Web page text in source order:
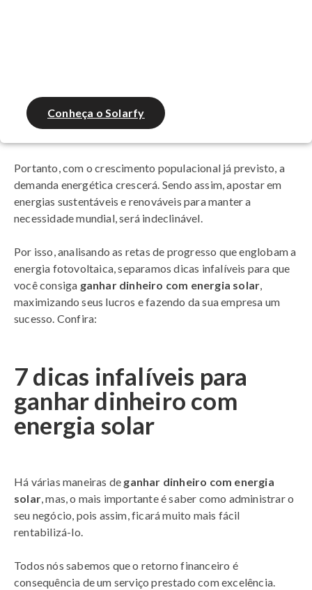
Conheça o Solarfy
Portanto, com o crescimento populacional já previsto, a
demanda energética crescerá. Sendo assim, apostar em
energias sustentáveis e renováveis para manter a
necessidade mundial, será indeclinável.
Por isso, analisando as retas de progresso que englobam a
energia fotovoltaica, separamos dicas infalíveis para que
você consiga ganhar dinheiro com energia solar,
maximizando seus lucros e fazendo da sua empresa um
sucesso. Confira:
7 dicas infalíveis para
ganhar dinheiro com
energia solar
Há várias maneiras de ganhar dinheiro com energia
solar, mas, o mais importante é saber como administrar o
seu negócio, pois assim, ficará muito mais fácil
rentabilizá-lo.
Todos nós sabemos que o retorno financeiro é
consequência de um serviço prestado com excelência.